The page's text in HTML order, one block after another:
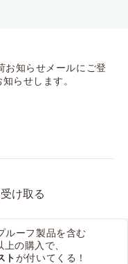
お知らせメールにご登
らせします。
け取る
ルーフ製品を含む
上の購入で、
ト が付いてくる！